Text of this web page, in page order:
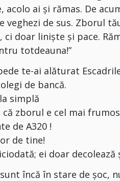
acolo ai și rămas. De
veghezi de sus. Zborul
doar liniște și pace.
totdeauna!”
te-ai alăturat
de bancă.
simplă
zborul e cel mai
de A320 !
de tine!
ei doar decolează
încă în stare de șoc,